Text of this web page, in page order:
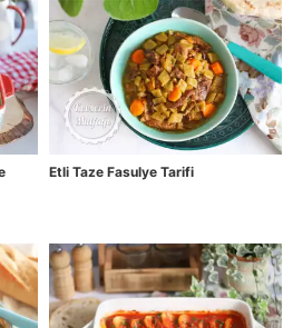
Etli Taze Fasulye Tarifi